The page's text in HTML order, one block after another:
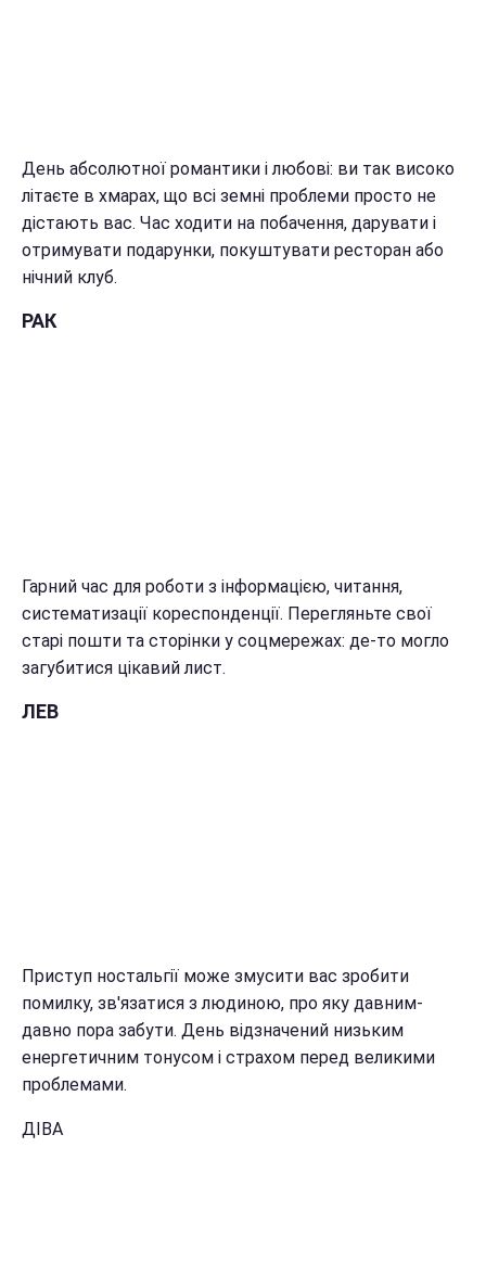
День абсолютної романтики і любові: ви так високо
літаєте в хмарах, що всі земні проблеми просто не
дістають вас. Час ходити на побачення, дарувати і
отримувати подарунки, покуштувати ресторан або
нічний клуб.
РАК
Гарний час для роботи з інформацією, читання,
систематизації кореспонденції. Перегляньте свої
старі пошти та сторінки у соцмережах: де-то могло
загубитися цікавий лист.
ЛЕВ
Приступ ностальгії може змусити вас зробити
помилку, зв'язатися з людиною, про яку давним-
давно пора забути. День відзначений низьким
енергетичним тонусом і страхом перед великими
проблемами.
ДІВА